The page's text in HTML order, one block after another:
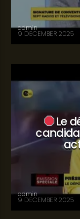
admin
9 DECEMBER 2025
Le
admin
9 DECEMBER 2025